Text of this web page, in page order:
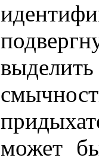
может